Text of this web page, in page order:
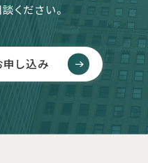
ください。
し込み